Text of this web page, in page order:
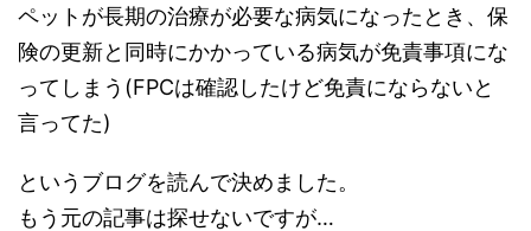
ペットが長期の治療が必要な病気になったとき、保
険の更新と同時にかかっている病気が免責事項にな
ってしまう(FPCは確認したけど免責にならないと
言ってた)
というブログを読んで決めました。
もう元の記事は探せないですが…